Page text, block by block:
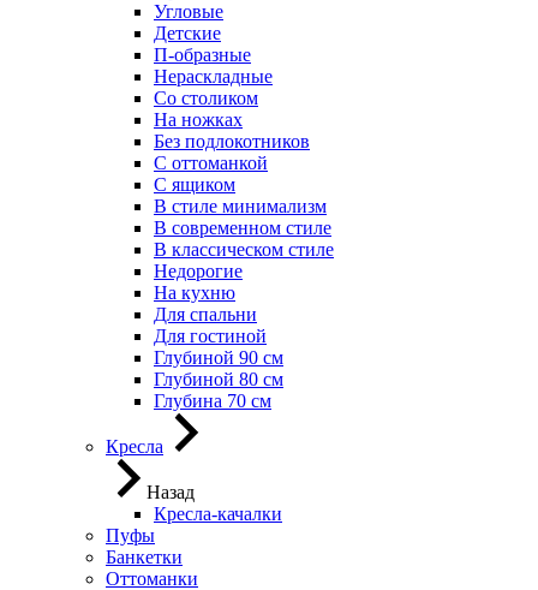
Угловые
Детские
П-образные
Нераскладные
Со столиком
На ножках
Без подлокотников
С оттоманкой
С ящиком
В стиле минимализм
В современном стиле
В классическом стиле
Недорогие
На кухню
Для спальни
Для гостиной
Глубиной 90 см
Глубиной 80 см
Глубина 70 см
Кресла
Назад
Кресла-качалки
Пуфы
Банкетки
Оттоманки